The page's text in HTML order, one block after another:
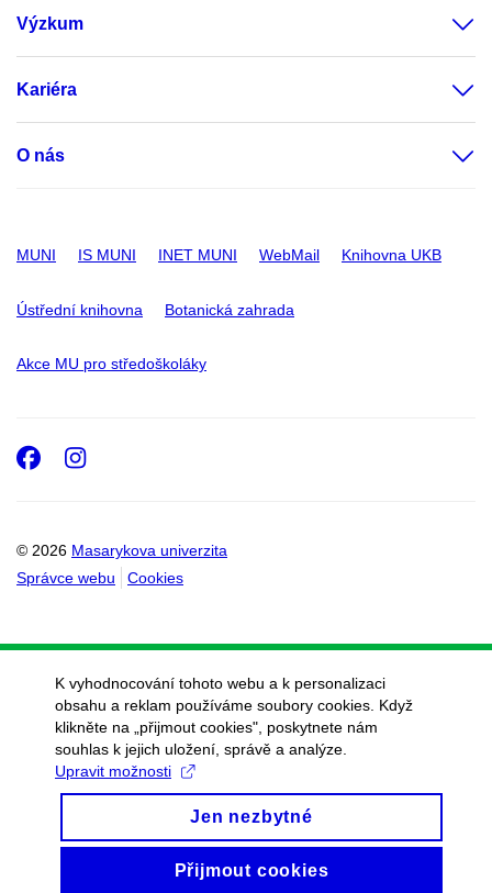
Výzkum
Kariéra
O nás
MUNI IS MUNI INET MUNI WebMail Knihovna UKB
Ústřední knihovna Botanická zahrada
Akce MU pro středoškoláky
© 2026 Masarykova univerzita
Správce webu
Cookies
Facebook
Instagram
K vyhodnocování tohoto webu a k personalizaci
obsahu a reklam používáme soubory cookies. Když
klikněte na „přijmout cookies", poskytnete nám
souhlas k jejich uložení, správě a analýze.
Upravit možnosti
Jen nezbytné
Přijmout cookies